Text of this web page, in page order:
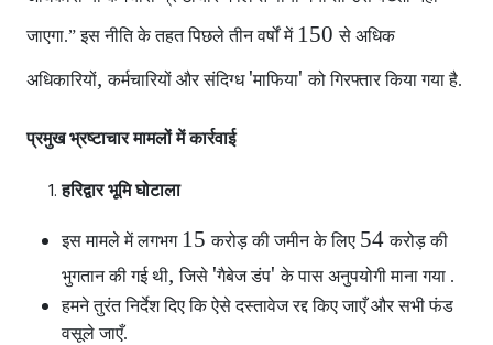
जाएगा.” इस नीति के तहत पिछले तीन वर्षों में 150से अधिक
अधिकारियों,कर्मचारियों और संदिग्ध 'माफिया'को गिरफ्तार किया गया है.
प्रमुख भ्रष्टाचार मामलों में कार्रवाई
हरिद्वार भूमि घोटाला
इस मामले में लगभग 15करोड़ की जमीन के लिए 54करोड़ की
भुगतान की गई थी,जिसे 'गैबेज डंप'के पास अनुपयोगी माना गया .
हमने तुरंत निर्देश दिए कि ऐसे दस्तावेज रद्द किए जाएँ और सभी फंड
वसूले जाएँ.